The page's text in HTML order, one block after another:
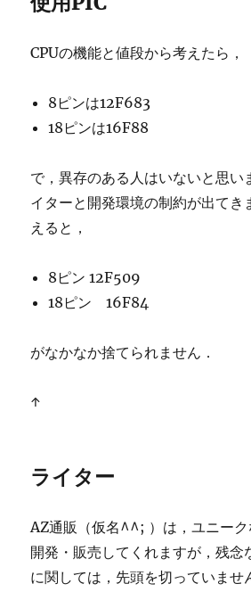
CPUの機能と値段から考えたら，
8ピンは12F683
18ピンは16F88
で，異存のある人はいないと思い
イターと開発環境の制約が出てき
えると，
8ピン 12F509
18ピン 16F84
がなかなか捨てられません．
↑
ライター
AZ通販（仮名^^; ）は，ユニーク
開発・販売してくれますが，残念
に関しては，先頭を切っていませ